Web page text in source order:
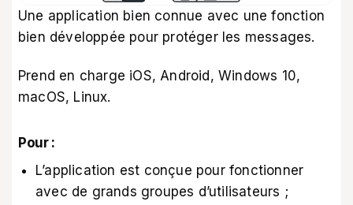
Une application bien connue avec une fonction
bien développée pour protéger les messages.
Prend en charge iOS, Android, Windows 10,
macOS, Linux.
Pour :
L’application est conçue pour fonctionner
avec de grands groupes d’utilisateurs ;